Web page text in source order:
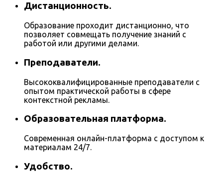
Дистанционность.
Образование проходит дистанционно, что
позволяет совмещать получение знаний с
работой или другими делами.
Преподаватели.
Высококвалифицированные преподаватели с
опытом практической работы в сфере
контекстной рекламы.
Образовательная платформа.
Современная онлайн-платформа с доступом к
материалам 24/7.
Удобство.